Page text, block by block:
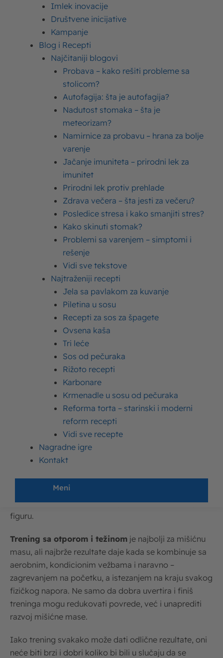
Imlek inovacije
Društvene inicijative
Kampanje
Blog i Recepti
Najčitaniji blogovi
Probava – kako rešiti probleme sa
stolicom?
Autofagija: šta je autofagija?
Nadutost stomaka – šta je
meteorizam?
Namirnice za probavu – hrana za bolje
varenje
Jačanje imuniteta – prirodni lek za
imunitet
Prirodni lek protiv prehlade
Zdrava večera – šta jesti za večeru?
Posledice stresa i kako smanjiti stres?
Kako skinuti stomak?
Problemi sa varenjem – simptomi i
rešenje
Vidi sve tekstove
Najtraženiji recepti
Jela sa pavlakom za kuvanje
Piletina u sosu
Recepti za sos za špagete
Ovsena kaša
Tri leće
Sos od pečuraka
Rižoto recepti
Karbonare
Krmenadle u sosu od pečuraka
Reforma torta – starinski i moderni
reform recepti
Vidi sve recepte
Nagradne igre
Kontakt
Meni
Da li možete navesti jednog sportistu, sportistkinju ili
bodibildera koji nema pažljivo isplanirane obroke na
dnevnom nivou?Sigurni smo da ne.
Ukoliko mislite da je suviše komplikovano primeniti
principe ove ishrane, obradovaće vas informacija da
je zapravo vrlo lako i jednostavno! Potrebno je samo
da se informišete o nutrijentima koji doprinose
izgradnji mišića i zatim napravite što bolji plan obroka,
koji će delovati sinergetski sa treninzima koje
U nastavku teksta saznajte glavne principe
Ishrana za mišićnu masu i
osnovni principi
bodibildinga
Zašto govorimo o bodibildingu?
eksplanatorni okvir da pojasnimo kako i na kojim
ishrana je u saglasju sa njihovim ojačavanjem.
u bukvalnom prevodu znači “izgradnja
tela”, ali zapravo se svodi na izgradnju – mišića. Možda
ne želite da izgradite mišiće čija će veličina i snaga biti
poput onih koje poseduju bodibilderi, ali način na koji
se oni hrane, definitivno bi barem u određenom
intenzitetu trebalo da postane i deo vaše
svakodnevice, makar vam cilj bio samo da oblikujete
figuru.
Trening sa otporom i težinom je najbolji za mišićnu
masu, ali najbrže rezultate daje kada se kombinuje sa
aerobnim, kondicionim vežbama i naravno –
zagrevanjem na početku, a istezanjem na kraju svakog
fizičkog napora. Ne samo da dobra uvertira i finiš
treninga mogu redukovati povrede, već i unaprediti
razvoj mišićne mase.
Iako trening svakako može dati odlične rezultate, oni
neće biti brzi i dobri koliko bi bili u slučaju da se